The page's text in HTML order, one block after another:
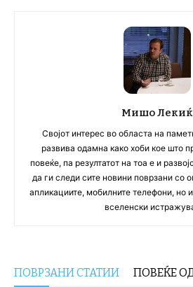
Мишо Лекиќ
Својот интерес во областа на
развива одамна како хоби кое што
повеќе, па резултатот на тоа е и
да ги следи сите новини поврзани со
апликациите, мобилните телефони, но
вселенски
ПОВРЗАНИ СТАТИИ ПОВЕЌЕ